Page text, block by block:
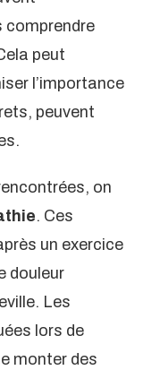
comprendre
peut
l’importance
peuvent
on
. Ces
un exercice
douleur
Les
lors de
monter des